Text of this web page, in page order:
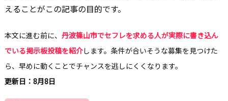
えることがこの記事の目的です。
本文に進む前に、 丹波篠山市でセフレを求める人が実際に書き込ん
でいる掲示板投稿を紹介します。条件が合いそうな募集を見つけた
ら、早めに動くことでチャンスを逃しにくくなります。
更新日：8月8日